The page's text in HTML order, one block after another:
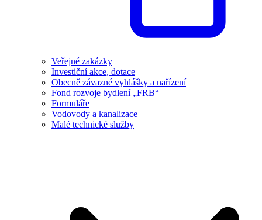
Veřejné zakázky
Investiční akce, dotace
Obecně závazné vyhlášky a nařízení
Fond rozvoje bydlení „FRB“
Formuláře
Vodovody a kanalizace
Malé technické služby